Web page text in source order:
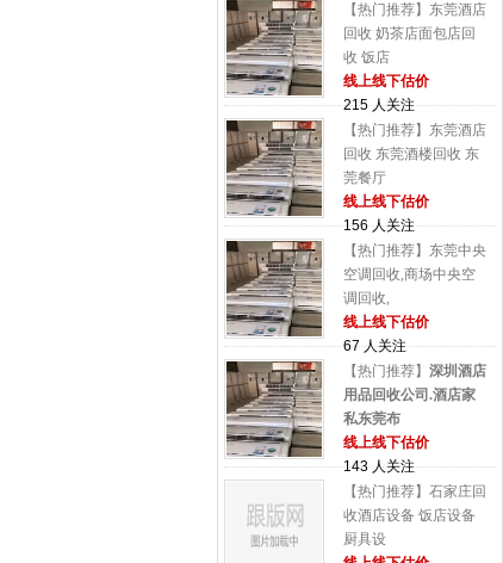
【热门推荐】东莞酒店
回收 奶茶店面包店回
收 饭店
线上线下估价
215 人关注
【热门推荐】东莞酒店
回收 东莞酒楼回收 东
莞餐厅
线上线下估价
156 人关注
【热门推荐】东莞中央
空调回收,商场中央空
调回收,
线上线下估价
67 人关注
【热门推荐】 深圳酒店
用品回收公司.酒店家
私东莞布
线上线下估价
143 人关注
【热门推荐】石家庄回
收酒店设备 饭店设备
厨具设